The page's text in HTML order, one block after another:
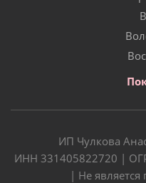
ИП Чулкова
ИНН 331405822720 |
| Не